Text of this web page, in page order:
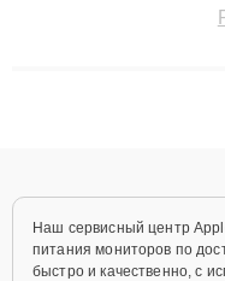
сохранением гарантии
Наш сервисный центр
питания мониторов по
быстро и качественно, с